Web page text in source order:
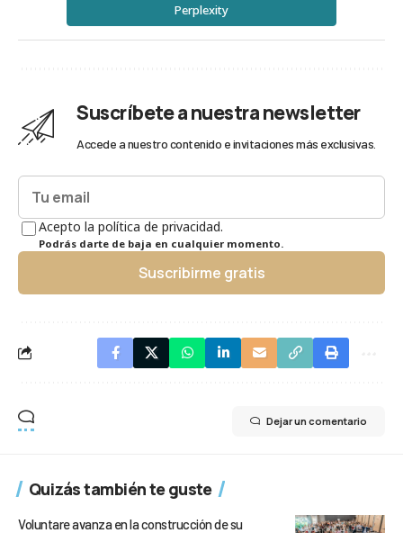
Perplexity
Suscríbete a nuestra newsletter
Accede a nuestro contenido e invitaciones más exclusivas.
Acepto la política de privacidad.
Podrás darte de baja en cualquier momento.
Suscribirme gratis
Dejar un comentario
Quizás también te guste
Voluntare avanza en la construcción de su